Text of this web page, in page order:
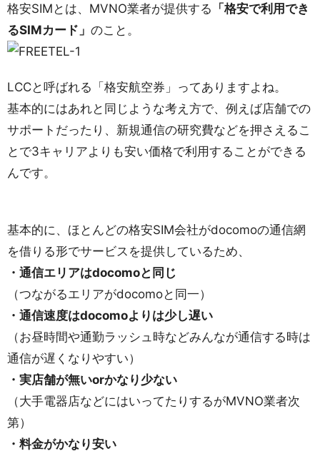
格安SIMとは、MVNO業者が提供する 「格安で利用でき
るSIMカード」 のこと。
LCCと呼ばれる「格安航空券」ってありますよね。
基本的にはあれと同じような考え方で、例えば店舗での
サポートだったり、新規通信の研究費などを押さえるこ
とで3キャリアよりも安い価格で利用することができる
んです。
基本的に、ほとんどの格安SIM会社がdocomoの通信網
を借りる形でサービスを提供しているため、
・通信エリアはdocomoと同じ
（つながるエリアがdocomoと同一）
・通信速度はdocomoよりは少し遅い
（お昼時間や通勤ラッシュ時などみんなが通信する時は
通信が遅くなりやすい）
・実店舗が無いorかなり少ない
（大手電器店などにはいってたりするがMVNO業者次
第）
・料金がかなり安い